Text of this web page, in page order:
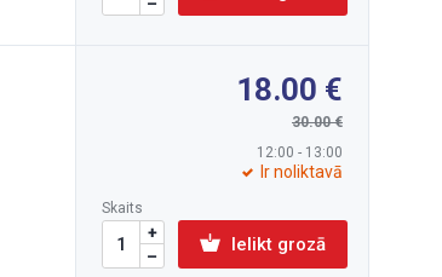
18.00
30.00
12:00 - 13:00
Ir noliktavā
Skaits
Ielikt grozā